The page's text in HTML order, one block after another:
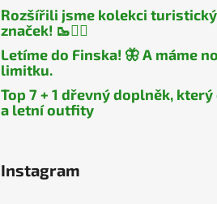
Rozšířili jsme kolekci
značek! 🥾🧎‍♂️
Letíme do Finska! 🦋 A máme
limitku.
Top 7 + 1 dřevný doplněk,
a letní outfity
Instagram